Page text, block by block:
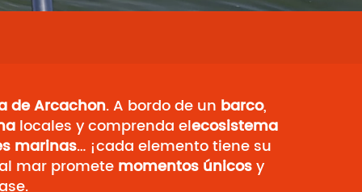
de Arcachon. A bordo de un barco,
locales y comprenda elecosistema
marinas… ¡cada elemento tiene su
mar promete momentos únicosy